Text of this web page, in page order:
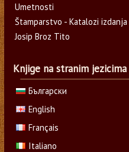
Umetnosti
Štamparstvo - Katalozi izdanja
Josip Broz Tito
Knjige na stranim jezicima
Български
English
Français
Italiano